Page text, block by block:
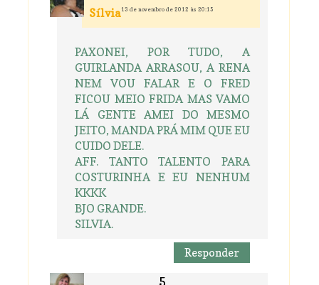
Sílvia13 de novembro de 2012 às 20:15
PAXONEI, POR TUDO, A
GUIRLANDA ARRASOU, A RENA
NEM VOU FALAR E O FRED
FICOU MEIO FRIDA MAS VAMO
LÁ GENTE AMEI DO MESMO
JEITO, MANDA PRÁ MIM QUE EU
CUIDO DELE.
AFF. TANTO TALENTO PARA
COSTURINHA E EU NENHUM
KKKK
BJO GRANDE.
SILVIA.
Responder